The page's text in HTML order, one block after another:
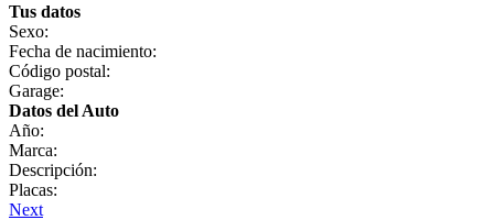
Tus datos
Sexo:
Fecha de nacimiento:
Código postal:
Garage:
Datos del Auto
Año:
Marca:
Descripción:
Placas:
Next